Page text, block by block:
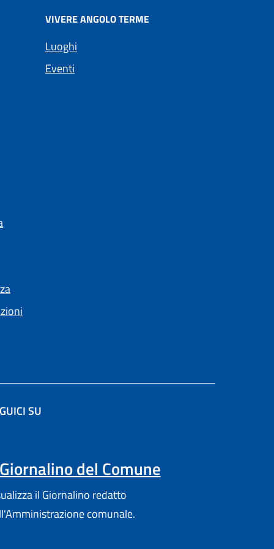
VIVERE ANGOLO TERME
Luoghi
Eventi
SU
del Comune
il Giornalino redatto
comunale.